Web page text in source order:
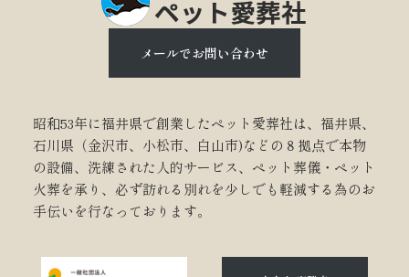
メールでお問い合わせ
昭和53年に福井県で創業したペット愛葬社は、福井県、
石川県（金沢市、小松市、白山市)などの８拠点で本物
の設備、洗練された人的サービス、ペット葬儀・ペット
火葬を承り、必ず訪れる別れを少しでも軽減する為のお
手伝いを行なっております。